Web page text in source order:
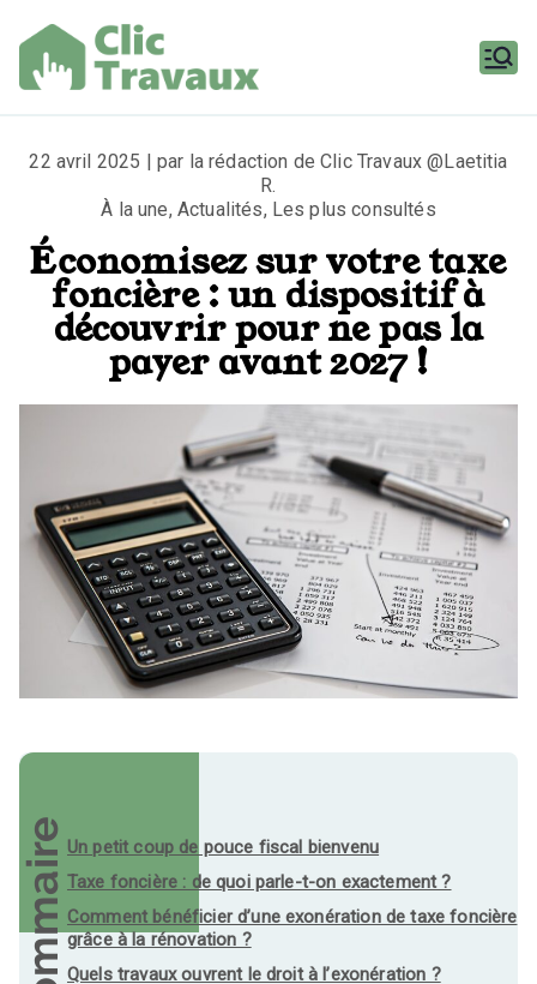
contenu
Travaux
22 avril 2025 | par la rédaction de Clic Travaux @Laetitia
R.
À la une, Actualités, Les plus consultés
Économisez sur votre taxe
foncière : un dispositif à
découvrir pour ne pas la
payer avant 2027 !
SommaireUn petit coup de pouce fiscal bienvenu
Taxe foncière : de quoi parle-t-on exactement ?
Comment bénéficier d’une exonération de taxe foncière
grâce à la rénovation ?
Quels travaux ouvrent le droit à l’exonération ?